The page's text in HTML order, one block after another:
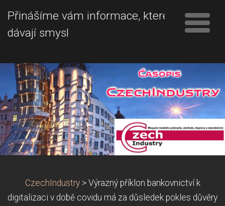
Přinášíme vám informace, které
dávají smysl
CzechIndustry > Výrazný příklon bankovnictví k
digitalizaci v době covidu má za důsledek pokles důvěry